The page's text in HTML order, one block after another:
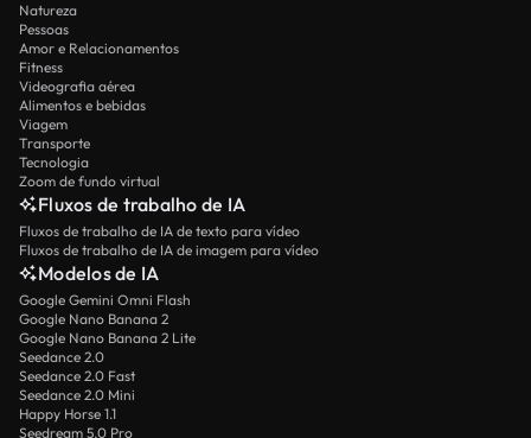
Natureza
Pessoas
Amor e Relacionamentos
Fitness
Videografia aérea
Alimentos e bebidas
Viagem
Transporte
Tecnologia
Zoom de fundo virtual
Fluxos de trabalho de IA
Fluxos de trabalho de IA de texto para vídeo
Fluxos de trabalho de IA de imagem para vídeo
Modelos de IA
Google Gemini Omni Flash
Google Nano Banana 2
Google Nano Banana 2 Lite
Seedance 2.0
Seedance 2.0 Fast
Seedance 2.0 Mini
Happy Horse 1.1
Seedream 5.0 Pro